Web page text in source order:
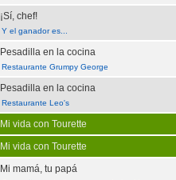
¡Sí, chef!
Y el ganador es...
Pesadilla en la cocina
Restaurante Grumpy George
Pesadilla en la cocina
Restaurante Leo's
Mi vida con Tourette
Mi vida con Tourette
Mi mamá, tu papá